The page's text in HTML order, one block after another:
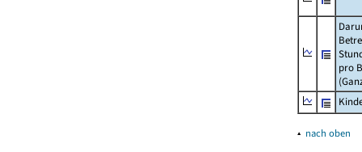
pro
▴ nach oben